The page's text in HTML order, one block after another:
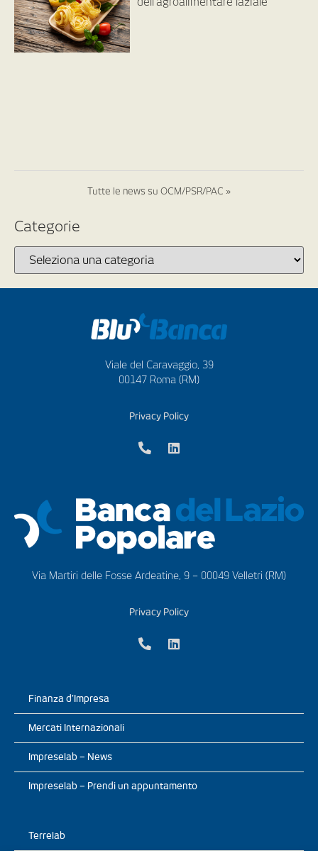
Tutte le news su OCM/PSR/PAC »
Categorie
Viale del Caravaggio, 39
00147 Roma (RM)
Privacy Policy
Via Martiri delle Fosse Ardeatine, 9 – 00049 Velletri (RM)
Privacy Policy
Finanza d’Impresa
Mercati Internazionali
Impreselab – News
Impreselab – Prendi un appuntamento
Terrelab